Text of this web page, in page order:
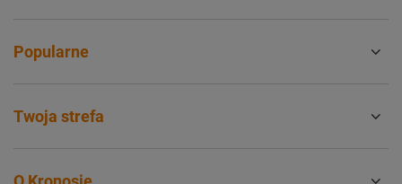
Popularne
Twoja strefa